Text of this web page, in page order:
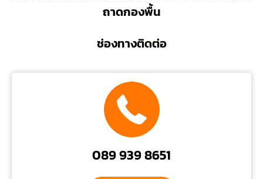
ถาดกองพื้น
ช่องทางติดต่อ
089 939 8651